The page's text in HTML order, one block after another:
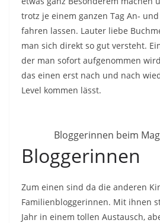
trotz je einem ganzen Tag An-
fahren lassen. Lauter liebe
man sich direkt so gut versteht.
der man sofort aufgenommen
das einen erst nach und nach
Level kommen lässt.
Bloggerinnen beim
Bloggerinnen
Zum einen sind da die anderen
Familienbloggerinnen. Mit ihnen
Jahr in einem tollen Austausch,